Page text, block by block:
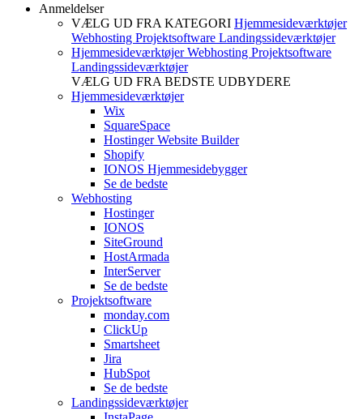
Anmeldelser
VÆLG UD FRA KATEGORI Hjemmesideværktøjer
Webhosting Projektsoftware Landingssideværktøjer
HjemmesideværktøjerWebhosting Projektsoftware
Landingssideværktøjer
VÆLG UD FRA BEDSTE UDBYDERE
Hjemmesideværktøjer
Wix
SquareSpace
Hostinger Website Builder
Shopify
IONOS Hjemmesidebygger
Se de bedste
Webhosting
Hostinger
IONOS
SiteGround
HostArmada
InterServer
Se de bedste
Projektsoftware
monday.com
ClickUp
Smartsheet
Jira
HubSpot
Se de bedste
Landingssideværktøjer